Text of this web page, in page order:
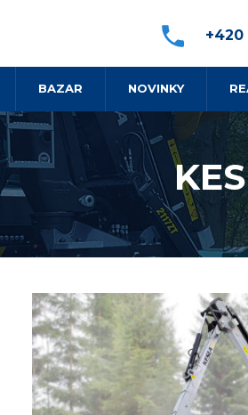
+420
BAZAR NOVINKY